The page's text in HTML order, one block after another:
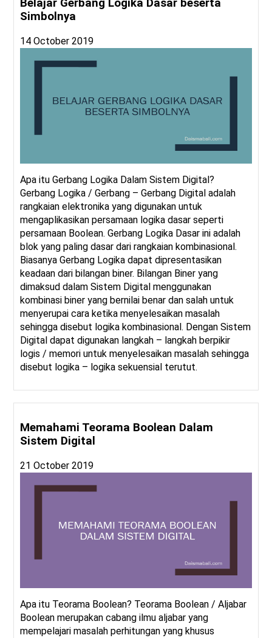
Belajar Gerbang Logika Dasar beserta
Simbolnya
14 October 2019
Apa itu Gerbang Logika Dalam Sistem Digital?
Gerbang Logika / Gerbang – Gerbang Digital adalah
rangkaian elektronika yang digunakan untuk
mengaplikasikan persamaan logika dasar seperti
persamaan Boolean. Gerbang Logika Dasar ini adalah
blok yang paling dasar dari rangkaian kombinasional.
Biasanya Gerbang Logika dapat dipresentasikan
keadaan dari bilangan biner. Bilangan Biner yang
dimaksud dalam Sistem Digital menggunakan
kombinasi biner yang bernilai benar dan salah untuk
menyerupai cara ketika menyelesaikan masalah
sehingga disebut logika kombinasional. Dengan Sistem
Digital dapat digunakan langkah – langkah berpikir
logis / memori untuk menyelesaikan masalah sehingga
disebut logika – logika sekuensial terutut.
Memahami Teorama Boolean Dalam
Sistem Digital
21 October 2019
Apa itu Teorama Boolean? Teorama Boolean / Aljabar
Boolean merupakan cabang ilmu aljabar yang
mempelajari masalah perhitungan yang khusus